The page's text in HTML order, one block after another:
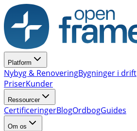
Platform
Nybyg & RenoveringBygninger i drift
PriserKunder
Ressourcer
CertificeringerBlogOrdbogGuides
Om os